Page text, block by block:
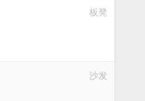
板凳
沙发